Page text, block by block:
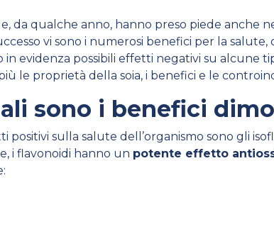
da qualche anno, hanno preso piede anche
vi sono i numerosi benefici per la
evidenza possibili effetti negativi su alcune
le proprietà della soia, i benefici e le
sono i benefici
sulla salute dell’organismo sono gli
i flavonoidi hanno un potente effetto